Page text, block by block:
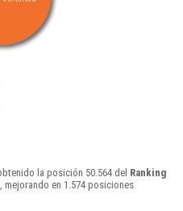
la posición 50.564 del Ranking
mejorando en 1.574 posiciones